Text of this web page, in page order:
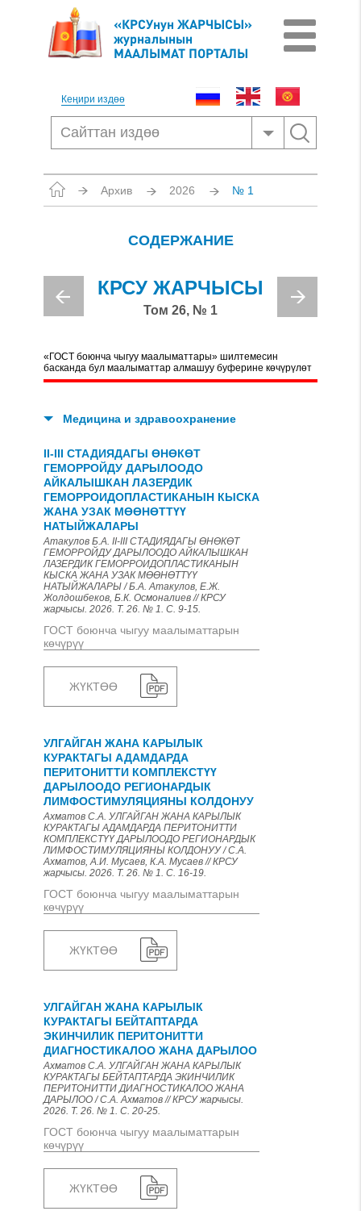
«КРСУнун ЖАРЧЫСЫ»
журналынын
МААЛЫМАТ ПОРТАЛЫ
Кеңири издөө
Архив 2026 № 1
СОДЕРЖАНИЕ
КРСУ ЖАРЧЫСЫ
Том 26, № 1
«ГОСТ боюнча чыгуу маалыматтары» шилтемесин
басканда бул маалыматтар алмашуу буферине көчүрүлөт
Медицина и здравоохранение
II-III СТАДИЯДАГЫ ӨНӨКӨТ
ГЕМОРРОЙДУ ДАРЫЛООДО
АЙКАЛЫШКАН ЛАЗЕРДИК
ГЕМОРРОИДОПЛАСТИКАНЫН КЫСКА
ЖАНА УЗАК МӨӨНӨТТҮҮ
НАТЫЙЖАЛАРЫ
Атакулов Б.А. II-III СТАДИЯДАГЫ ӨНӨКӨТ
ГЕМОРРОЙДУ ДАРЫЛООДО АЙКАЛЫШКАН
ЛАЗЕРДИК ГЕМОРРОИДОПЛАСТИКАНЫН
КЫСКА ЖАНА УЗАК МӨӨНӨТТҮҮ
НАТЫЙЖАЛАРЫ / Б.А. Атакулов, Е.Ж.
Жолдошбеков, Б.К. Осмоналиев // КРСУ
жарчысы. 2026. Т. 26. № 1. С. 9-15.
ГОСТ боюнча чыгуу маалыматтарын
көчүрүү
ЖҮКТӨӨ
УЛГАЙГАН ЖАНА КАРЫЛЫК
КУРАКТАГЫ АДАМДАРДА
ПЕРИТОНИТТИ КОМПЛЕКСТҮҮ
ДАРЫЛООДО РЕГИОНАРДЫК
ЛИМФОСТИМУЛЯЦИЯНЫ КОЛДОНУУ
Ахматов С.А. УЛГАЙГАН ЖАНА КАРЫЛЫК
КУРАКТАГЫ АДАМДАРДА ПЕРИТОНИТТИ
КОМПЛЕКСТҮҮ ДАРЫЛООДО РЕГИОНАРДЫК
ЛИМФОСТИМУЛЯЦИЯНЫ КОЛДОНУУ / С.А.
Ахматов, А.И. Мусаев, К.А. Мусаев // КРСУ
жарчысы. 2026. Т. 26. № 1. С. 16-19.
ГОСТ боюнча чыгуу маалыматтарын
көчүрүү
ЖҮКТӨӨ
УЛГАЙГАН ЖАНА КАРЫЛЫК
КУРАКТАГЫ БЕЙТАПТАРДА
ЭКИНЧИЛИК ПЕРИТОНИТТИ
ДИАГНОСТИКАЛОО ЖАНА ДАРЫЛОО
Ахматов С.А. УЛГАЙГАН ЖАНА КАРЫЛЫК
КУРАКТАГЫ БЕЙТАПТАРДА ЭКИНЧИЛИК
ПЕРИТОНИТТИ ДИАГНОСТИКАЛОО ЖАНА
ДАРЫЛОО / С.А. Ахматов // КРСУ жарчысы.
2026. Т. 26. № 1. С. 20-25.
ГОСТ боюнча чыгуу маалыматтарын
көчүрүү
ЖҮКТӨӨ